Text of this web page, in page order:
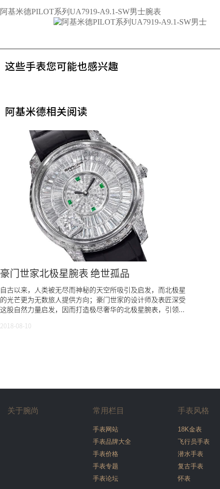
阿基米德PILOT系列UA7919-A9.1-SW男士腕表
这些手表您可能也感兴趣
阿基米德相关阅读
豪门世家北极星腕表 绝世孤品
自古以来，人类被无尽而神秘的天空所吸引及启发，而北极星
的光芒更为无数旅人提供方向；豪门世家的设计师及表匠深受
这股自然力量启发，因而打造极尽奢华的北极星腕表，引领...
2018-08-10
关于腕尚 常用栏目
手表网站
手表品牌大全
手表价格
手表专题
手表论坛
手表风格
18K金表
飞行员手表
潜水手表
复古手表
怀表